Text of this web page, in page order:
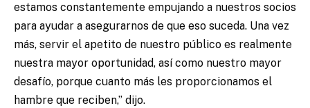
estamos constantemente empujando a nuestros socios
para ayudar a asegurarnos de que eso suceda. Una vez
más, servir el apetito de nuestro público es realmente
nuestra mayor oportunidad, así como nuestro mayor
desafío, porque cuanto más les proporcionamos el
hambre que reciben,” dijo.